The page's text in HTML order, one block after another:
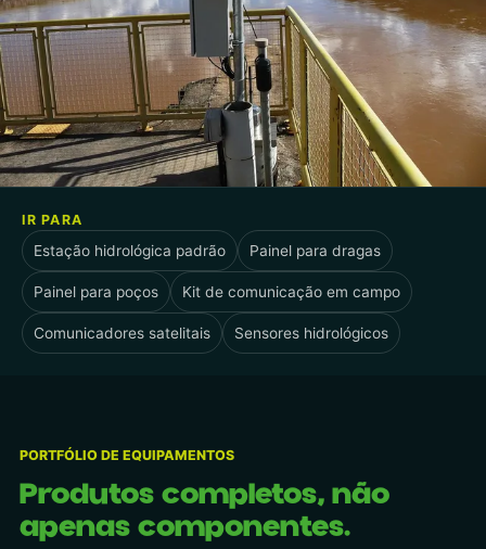
IR PARA
Estação hidrológica padrão Painel para dragas
Painel para poços Kit de comunicação em campo
Comunicadores satelitais Sensores hidrológicos
PORTFÓLIO DE EQUIPAMENTOS
Produtos completos, não
apenas componentes.